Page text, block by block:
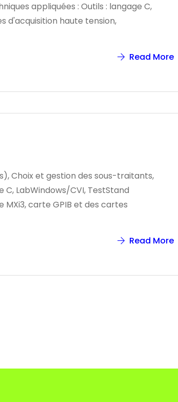
appliquées : Outils : langage C,
d'acquisition haute tension,
Read More
Choix et gestion des sous-traitants,
LabWindows/CVI, TestStand
carte GPIB et des cartes
Read More